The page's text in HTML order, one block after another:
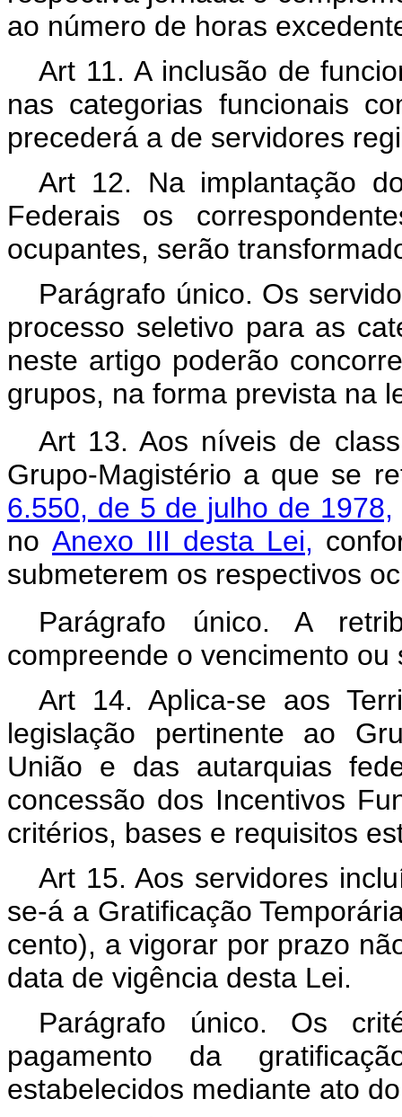
ao número de horas
Art 11. A inclusão de
nas categorias funcionais
precederá a de servidores
Art 12. Na implantação
Federais os
ocupantes, serão
Parágrafo único. Os
processo seletivo para as
neste artigo poderão
grupos, na forma prevista na
Art 13. Aos níveis de
Grupo-Magistério a que se
6.550, de 5 de julho de 1978,
no Anexo III desta Lei,
submeterem os respectivos
Parágrafo único. A
compreende o vencimento
Art 14. Aplica-se aos
legislação pertinente ao
União e das autarquias
concessão dos Incentivos
critérios, bases e requisitos
Art 15. Aos servidores
se-á a Gratificação
cento), a vigorar por prazo
data de vigência desta Lei.
Parágrafo único. Os
pagamento da
estabelecidos mediante ato